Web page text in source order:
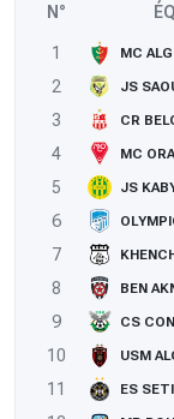
N°
1 MC
2
JS
3
CR
4
MC
5
JS
6
7
8
BEN
9
CS
10
USM
11
ES